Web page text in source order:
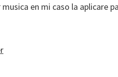
en mi caso la aplicare